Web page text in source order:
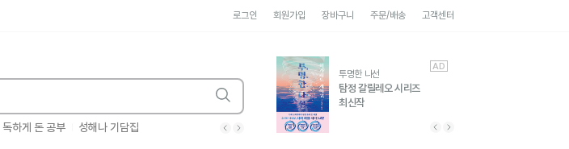
로그인 회원가입 장바구니 주문/배송 고객센터
독하게 돈 공부 성해나 기담집 히가시노게이고 추모 수족관 독하게 돈 공부
유럽 도시 기행3
풍성한 서사와 인문학적
통찰!
AD
투명한 나선
탐정 갈릴레오 시리즈
최신작
AD